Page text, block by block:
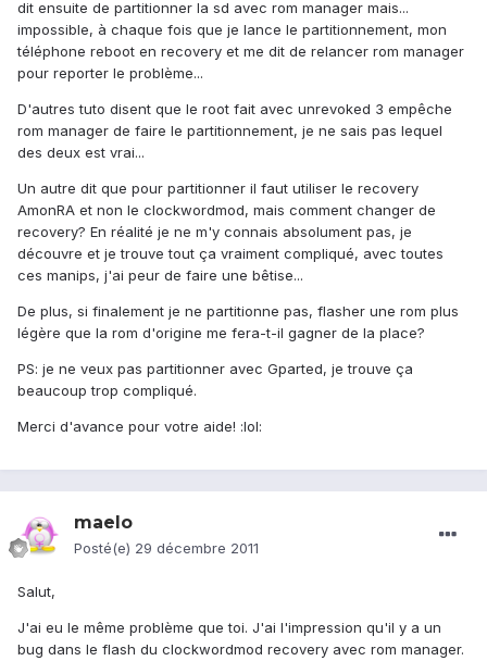
dit ensuite de partitionner la sd avec rom manager mais...
impossible, à chaque fois que je lance le partitionnement, mon
téléphone reboot en recovery et me dit de relancer rom manager
pour reporter le problème...
D'autres tuto disent que le root fait avec unrevoked 3 empêche
rom manager de faire le partitionnement, je ne sais pas lequel
des deux est vrai...
Un autre dit que pour partitionner il faut utiliser le recovery
AmonRA et non le clockwordmod, mais comment changer de
recovery? En réalité je ne m'y connais absolument pas, je
découvre et je trouve tout ça vraiment compliqué, avec toutes
ces manips, j'ai peur de faire une bêtise...
De plus, si finalement je ne partitionne pas, flasher une rom plus
légère que la rom d'origine me fera-t-il gagner de la place?
PS: je ne veux pas partitionner avec Gparted, je trouve ça
beaucoup trop compliqué.
Merci d'avance pour votre aide! :lol:
maelo
Posté(e) 29 décembre 2011
Salut,
J'ai eu le même problème que toi. J'ai l'impression qu'il y a un
bug dans le flash du clockwordmod recovery avec rom manager.